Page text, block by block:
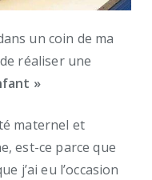
un coin de ma
réaliser une
»
maternel et
est-ce parce que
j’ai eu l’occasion